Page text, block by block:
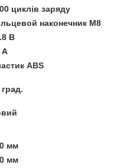
циклів заряду
наконечник M8
В
А
ABS
град.
мм
мм